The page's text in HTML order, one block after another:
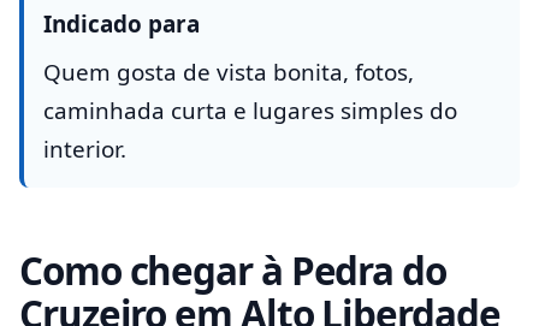
Indicado para
Quem gosta de vista bonita, fotos,
caminhada curta e lugares simples do
interior.
Como chegar à Pedra do
Cruzeiro em Alto Liberdade